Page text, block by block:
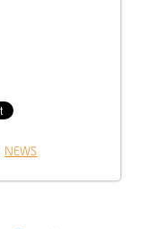
NEWS